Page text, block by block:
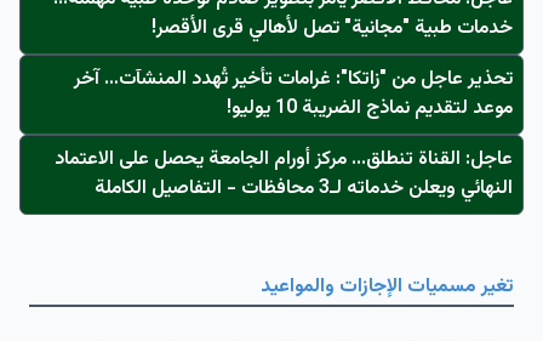
خدمات طبية "مجانية" تصل لأهالي قرى الأقصر!
تحذير عاجل من "زاتكا": غرامات تأخير تُهدد المنشآت… آخر
موعد لتقديم نماذج الضريبة 10 يوليو!
عاجل: القناة تنطلق... مركز أورام الجامعة يحصل على الاعتماد
النهائي ويعلن خدماته لـ3 محافظات - التفاصيل الكاملة
تغير مسميات الإجازات والمواعيد